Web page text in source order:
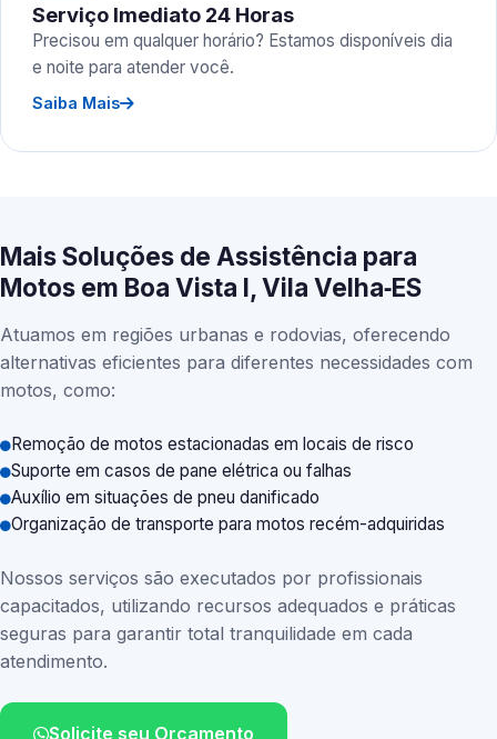
Serviço Imediato 24 Horas
Precisou em qualquer horário? Estamos disponíveis dia
e noite para atender você.
Saiba Mais
Mais Soluções de Assistência para
Motos em Boa Vista I, Vila Velha‑ES
Atuamos em regiões urbanas e rodovias, oferecendo
alternativas eficientes para diferentes necessidades com
motos, como:
Remoção de motos estacionadas em locais de risco
Suporte em casos de pane elétrica ou falhas
Auxílio em situações de pneu danificado
Organização de transporte para motos recém-adquiridas
Nossos serviços são executados por profissionais
capacitados, utilizando recursos adequados e práticas
seguras para garantir total tranquilidade em cada
atendimento.
Solicite seu Orçamento